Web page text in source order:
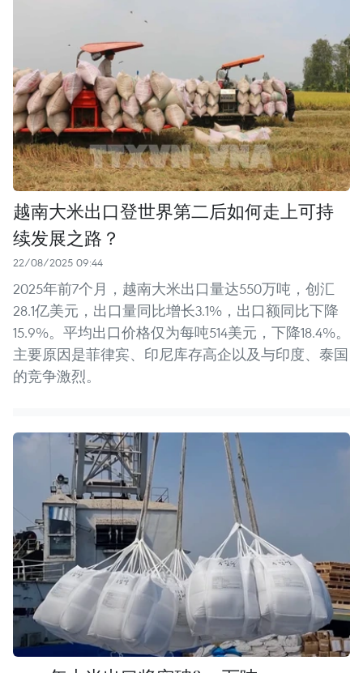
越南大米出口登世界第二后如何走上可持
续发展之路？
22/08/2025 09:44
2025年前7个月，越南大米出口量达550万吨，创汇
28.1亿美元，出口量同比增长3.1%，出口额同比下降
15.9%。平均出口价格仅为每吨514美元，下降18.4%。
主要原因是菲律宾、印尼库存高企以及与印度、泰国
的竞争激烈。